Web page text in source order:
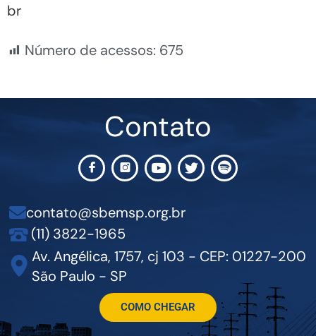
br
Número de acessos: 675
Contato
contato@sbemsp.org.br
(11) 3822-1965
Av. Angélica, 1757, cj 103 - CEP: 01227-200
São Paulo - SP
COMO CHEGAR